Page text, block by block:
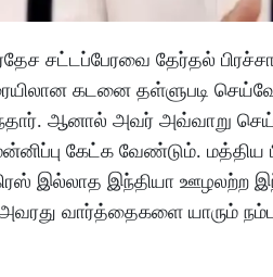
சட்டப்பேரவை தேர்தல்
கடனை தள்ளுபடி
ஆனால் அவர் அவ்வாறு
கேட்க வேண்டும்.
இல்லாத இந்தியா ஊழலற்ற
வார்த்தைகளை யாரும்